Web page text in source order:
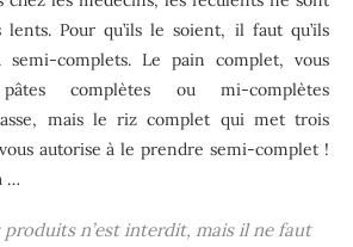
lents. Pour qu’ils le soient, il faut qu’ils
semi-complets. Le pain complet, vous
complètes ou mi-complètes
mais le riz complet qui met trois
autorise à le prendre semi-complet !
…
produits n’est interdit, mais il ne faut